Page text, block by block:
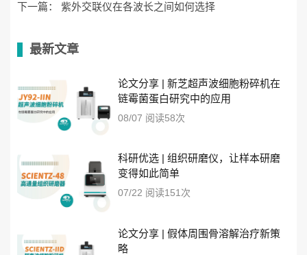
下一篇： 紫外交联仪在各波长之间如何选择
最新文章
论文分享 | 新芝超声波细胞粉碎机在
链霉菌蛋白研究中的应用
08/07 阅读58次
科研优选 | 组织研磨仪，让样本研磨
变得如此简单
07/22 阅读151次
论文分享 | 假体周围骨溶解治疗新策
略